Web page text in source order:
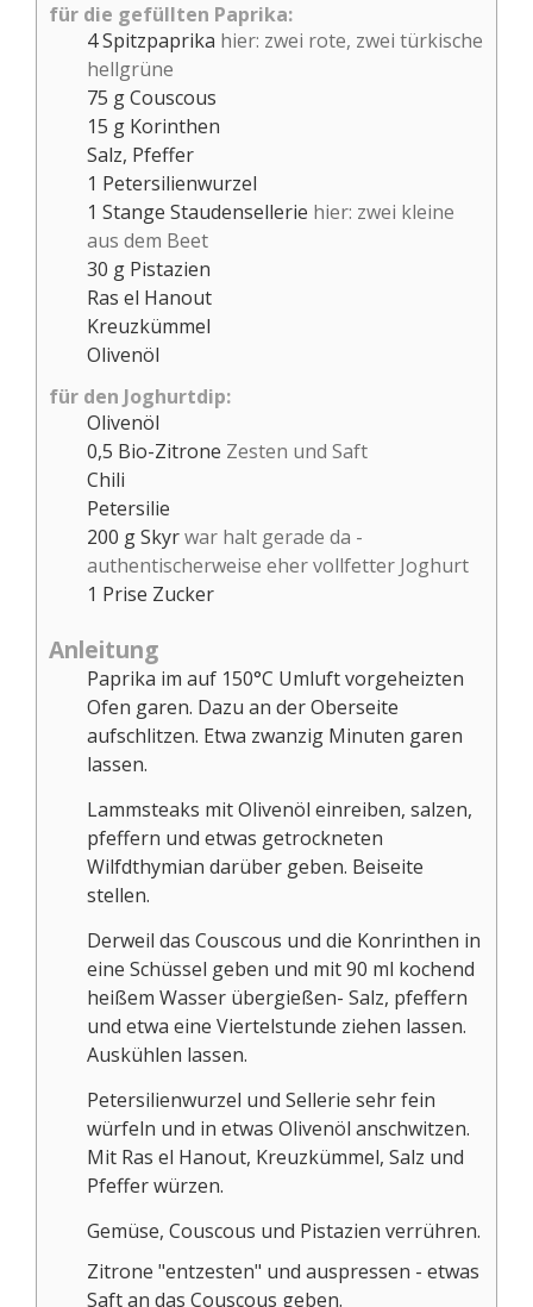
für die gefüllten Paprika:
4Spitzpaprika hier: zwei rote, zwei türkische
hellgrüne
75 gCouscous
15 g Korinthen
Salz, Pfeffer
1 Petersilienwurzel
1 Stange Staudensellerie hier: zwei kleine
aus dem Beet
30 g Pistazien
Ras el Hanout
Kreuzkümmel
Olivenöl
für den Joghurtdip:
Olivenöl
0,5 Bio-Zitrone Zesten und Saft
Chili
Petersilie
200 gSkyrwar halt gerade da -
authentischerweise eher vollfetter Joghurt
1 Prise Zucker
Anleitung
Paprika im auf 150°C Umluft vorgeheizten
Ofen garen. Dazu an der Oberseite
aufschlitzen. Etwa zwanzig Minuten garen
lassen.
Lammsteaks mit Olivenöl einreiben, salzen,
pfeffern und etwas getrockneten
Wilfdthymian darüber geben. Beiseite
stellen.
Derweil das Couscous und die Konrinthen in
eine Schüssel geben und mit 90 ml kochend
heißem Wasser übergießen- Salz, pfeffern
und etwa eine Viertelstunde ziehen lassen.
Auskühlen lassen.
Petersilienwurzel und Sellerie sehr fein
würfeln und in etwas Olivenöl anschwitzen.
Mit Ras el Hanout, Kreuzkümmel, Salz und
Pfeffer würzen.
Gemüse, Couscous und Pistazien verrühren.
Zitrone "entzesten" und auspressen - etwas
Saft an das Couscous geben.